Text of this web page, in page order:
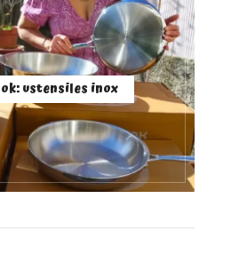
ustensiles inox